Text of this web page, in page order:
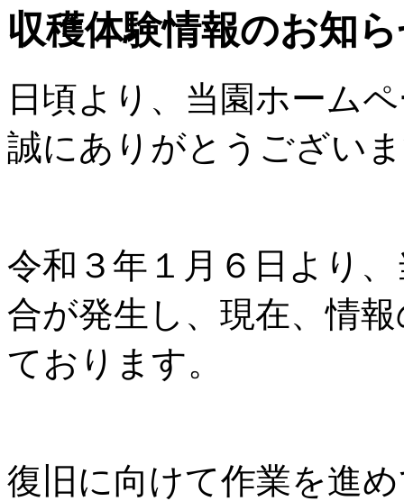
収穫体験情報のお知
日頃より、当園ホーム
誠にありがとうござい
令和３年１月６日より
合が発生し、現在、情
ております。
復旧に向けて作業を進